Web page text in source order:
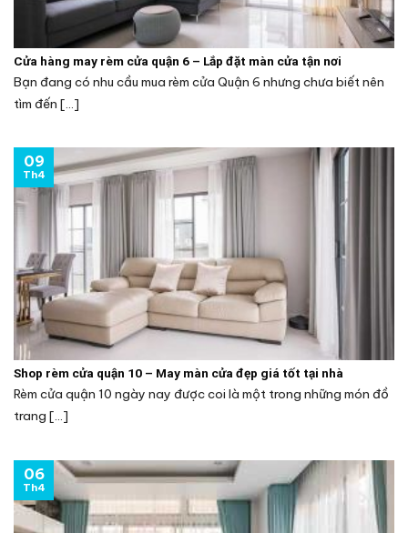
Cửa hàng may rèm cửa quận 6 – Lắp đặt màn cửa tận nơi
Bạn đang có nhu cầu mua rèm cửa Quận 6 nhưng chưa biết nên
tìm đến [...]
Shop rèm cửa quận 10 – May màn cửa đẹp giá tốt tại nhà
Rèm cửa quận 10 ngày nay được coi là một trong những món đồ
trang [...]
09
Th4
06
Th4